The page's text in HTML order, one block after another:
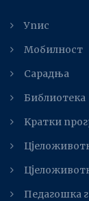
Упис
Мобилност
Сарадња
Библиотека
Kратки
Педагошка